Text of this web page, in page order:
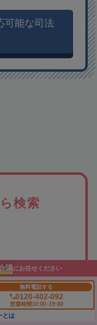
可能な司法
検索
士事務所を検索。
議にお任せください
無料電話する
0120-402-092
営業時間10:00~19:00
とは